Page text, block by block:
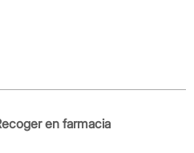
en farmacia